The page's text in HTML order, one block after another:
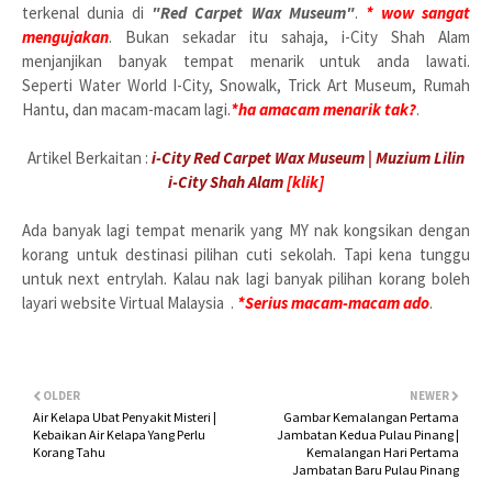
terkenal dunia di "Red Carpet Wax Museum". * wow sangat
mengujakan. Bukan sekadar itu sahaja, i-City Shah Alam
menjanjikan banyak tempat menarik untuk anda lawati.
Seperti Water World I-City, Snowalk, Trick Art Museum, Rumah
Hantu, dan macam-macam lagi.*ha amacam menarik tak?.
Artikel Berkaitan : i-City Red Carpet Wax Museum | Muzium Lilin
i-City Shah Alam[klik]
Ada banyak lagi tempat menarik yang MY nak kongsikan dengan
korang untuk destinasi pilihan cuti sekolah. Tapi kena tunggu
untuk next entrylah. Kalau nak lagi banyak pilihan korang boleh
layari website Virtual Malaysia . *Serius macam-macam ado.
NEWER
Gambar Kemalangan Pertama
Jambatan Kedua Pulau Pinang |
Kemalangan Hari Pertama
Jambatan Baru Pulau Pinang
OLDER
Air Kelapa Ubat Penyakit Misteri |
Kebaikan Air Kelapa Yang Perlu
Korang Tahu